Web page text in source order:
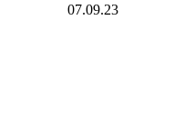
07.09.23